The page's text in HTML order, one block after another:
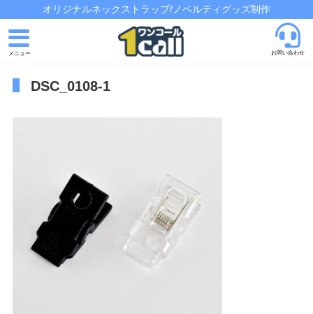
オリジナルネックストラップ/ノベルティグッズ制作
お問い合わせ
トップページ
よくあるご質問
会社概要
DSC_0108-1